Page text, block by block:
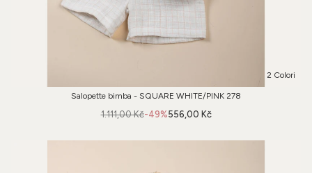
2 Colori
Salopette bimba - SQUARE WHITE/PINK 278
-49%
1.111,00 Kč 556,00 Kč